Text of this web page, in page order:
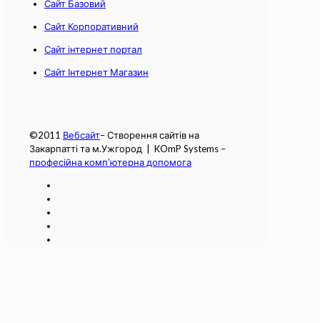
Сайт Базовий
Сайт Корпоративний
Сайт інтернет портал
Сайт Інтернет Магазин
©2011 Вебсайт– Створення сайтів на
Закарпатті та м.Ужгород | KOmP Systems –
професійна комп’ютерна допомога